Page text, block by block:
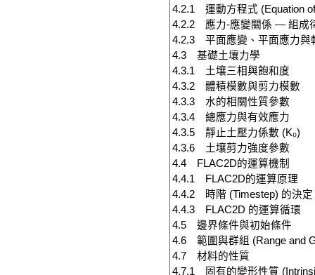
4.2.1 運動方程式 (Equation
4.2.2 應力-應變關係 — 組成
4.2.3 平面應變、平面應力與
4.3 基礎土壤力學
4.3.1 土壤三相與飽和度
4.3.2 體積模數與剪力模數
4.3.3 水的相關性質參數
4.3.4 總應力與有效應力
4.3.5 靜止土壓力係數 (K₀)
4.3.6 土壤剪力強度參數
4.4 FLAC2D的運算機制
4.4.1 FLAC2D的運算原理
4.4.2 時階 (Timestep) 的決定
4.4.3 FLAC2D 的運算循環
4.5 邊界條件與初始條件
4.6 範圍與群組 (Range and
4.7 材料的性質
4.7.1 固有的變形性質